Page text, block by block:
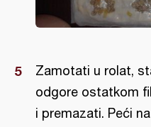
Zamotati u rolat,
odgore ostatkom
i premazati. Peći